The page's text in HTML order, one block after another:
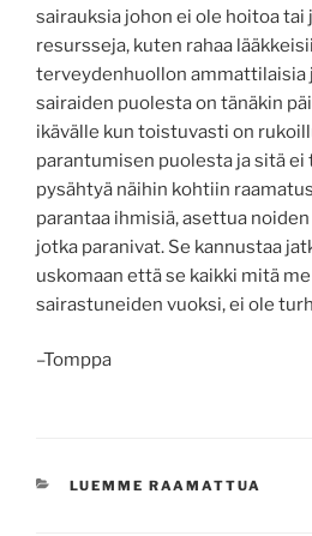
sairauksia johon ei ole hoitoa tai
resursseja, kuten rahaa
terveydenhuollon ammattilaisia
sairaiden puolesta on tänäkin
ikävälle kun toistuvasti on
parantumisen puolesta ja sitä ei
pysähtyä näihin kohtiin
parantaa ihmisiä, asettua
jotka paranivat. Se kannustaa
uskomaan että se kaikki mitä
sairastuneiden vuoksi, ei ole
–Tomppa
KATEGORIAT
LUEMME RAAMATTUA